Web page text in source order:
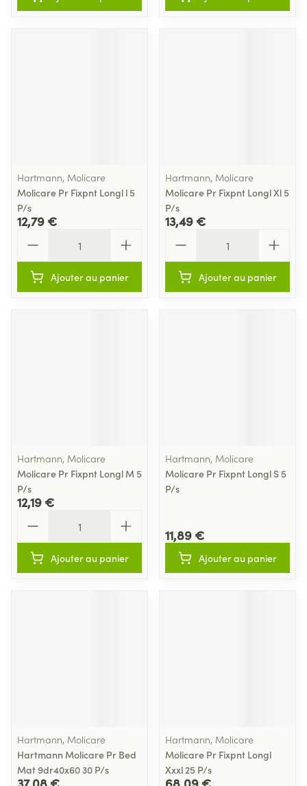
Hartmann, Molicare
Molicare Pr Fixpnt Longl l 5
P/s
12,79 €
Ajouter au panier
Hartmann, Molicare
Molicare Pr Fixpnt Longl Xl 5
P/s
13,49 €
Ajouter au panier
Hartmann, Molicare
Molicare Pr Fixpnt Longl M 5
P/s
12,19 €
Ajouter au panier
Hartmann, Molicare
Molicare Pr Fixpnt Longl S 5
P/s
11,89 €
Ajouter au panier
Hartmann, Molicare
Hartmann Molicare Pr Bed
Mat 9dr40x60 30 P/s
Hartmann, Molicare
Molicare Pr Fixpnt Longl
Xxxl 25 P/s